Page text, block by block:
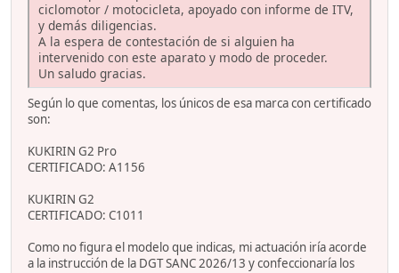
ciclomotor / motocicleta, apoyado con informe de ITV,
y demás diligencias.
A la espera de contestación de si alguien ha
intervenido con este aparato y modo de proceder.
Un saludo gracias.
Según lo que comentas, los únicos de esa marca con certificado
son:
KUKIRIN G2 Pro
CERTIFICADO: A1156
KUKIRIN G2
CERTIFICADO: C1011
Como no figura el modelo que indicas, mi actuación iría acorde
a la instrucción de la DGT SANC 2026/13 y confeccionaría los